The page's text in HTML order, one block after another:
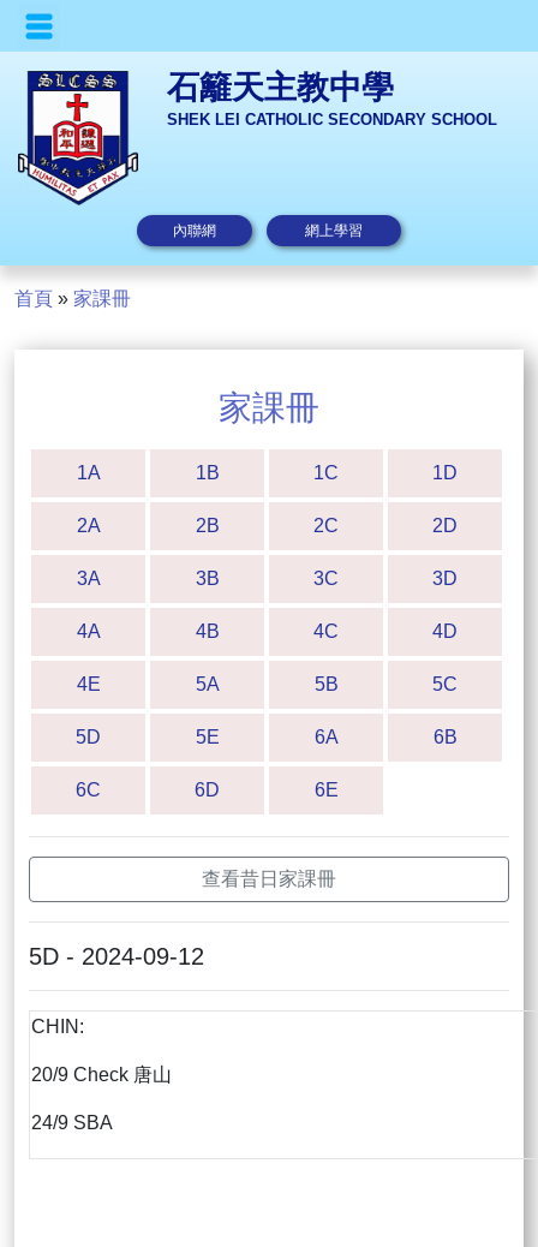
石籬天主教中學
SHEK LEI CATHOLIC SECONDARY SCHOOL
內聯網 網上學習
首頁 » 家課冊
家課冊
1A 1B 1C 1D
2A 2B 2C 2D
3A 3B 3C 3D
4A 4B 4C 4D
4E 5A 5B 5C
5D 5E 6A 6B
6C 6D 6E
查看昔日家課冊
5D - 2024-09-12
CHIN:
20/9 Check 唐山
24/9 SBA